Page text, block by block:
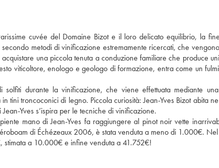
cuvée del Domaine Bizot e il loro delicato equilibrio, la
metodi di vinificazione estremamente ricercati, che
una piccola tenuta a conduzione familiare che produce
viticoltore, enologo e geologo di formazione, entra come un
solfiti durante la vinificazione, che viene effettuata mediante
tini troncoconici di legno. Piccola curiosità: Jean-Yves Bizot abita
Yves s’ispira per le tecniche di vinificazione.
mano di Jean-Yves fa raggiungere al pinot noir vette
di Échézeaux 2006, è stata venduta a meno di 1.000€.
stimata a 10.000€ e infine venduta a 41.752€!